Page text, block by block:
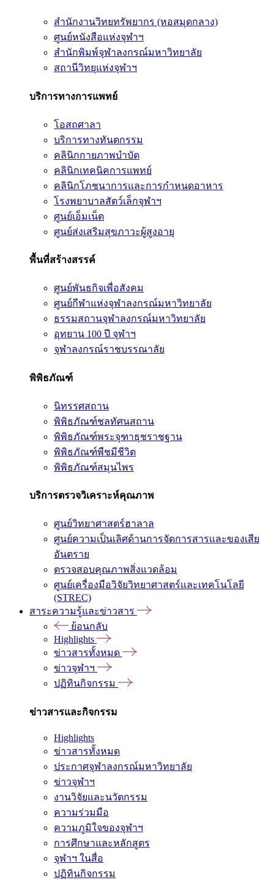
สำนักงานวิทยทรัพยากร (หอสมุดกลาง)
ศูนย์หนังสือแห่งจุฬาฯ
สำนักพิมพ์จุฬาลงกรณ์มหาวิทยาลัย
สถานีวิทยุแห่งจุฬาฯ
บริการทางการแพทย์
โอสถศาลา
บริการทางทันตกรรม
คลินิกกายภาพบำบัด
คลินิกเทคนิคการแพทย์
คลินิกโภชนาการและการกำหนดอาหาร
โรงพยาบาลสัตว์เล็กจุฬาฯ
ศูนย์เอ็มเน็ต
ศูนย์ส่งเสริมสุขภาวะผู้สูงอายุ
พื้นที่สร้างสรรค์
ศูนย์พันธกิจเพื่อสังคม
ศูนย์กีฬาแห่งจุฬาลงกรณ์มหาวิทยาลัย
ธรรมสถานจุฬาลงกรณ์มหาวิทยาลัย
อุทยาน 100 ปี จุฬาฯ
จุฬาลงกรณ์ราชบรรณาลัย
พิพิธภัณฑ์
นิทรรศสถาน
พิพิธภัณฑ์ชลทัศนสถาน
พิพิธภัณฑ์พระจุฑาธุชราชฐาน
พิพิธภัณฑ์พืชมีชีวิต
พิพิธภัณฑ์สมุนไพร
บริการตรวจวิเคราะห์คุณภาพ
ศูนย์วิทยาศาสตร์ฮาลาล
ศูนย์ความเป็นเลิศด้านการจัดการสารและของเสีย
อันตราย
ตรวจสอบคุณภาพสิ่งแวดล้อม
ศูนย์เครื่องมือวิจัยวิทยาศาสตร์และเทคโนโลยี
(STREC)
สาระความรู้และข่าวสาร
ย้อนกลับ
Highlights
ข่าวสารทั้งหมด
ข่าวจุฬาฯ
ปฏิทินกิจกรรม
ข่าวสารและกิจกรรม
Highlights
ข่าวสารทั้งหมด
ประกาศจุฬาลงกรณ์มหาวิทยาลัย
ข่าวจุฬาฯ
งานวิจัยและนวัตกรรม
ความร่วมมือ
ความภูมิใจของจุฬาฯ
การศึกษาและหลักสูตร
จุฬาฯ ในสื่อ
ปฏิทินกิจกรรม